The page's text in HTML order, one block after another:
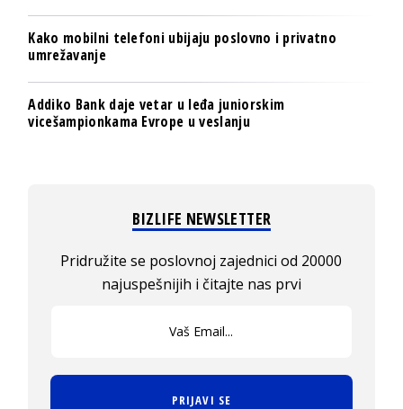
Kako mobilni telefoni ubijaju poslovno i privatno
umrežavanje
Addiko Bank daje vetar u leđa juniorskim
vicešampionkama Evrope u veslanju
BIZLIFE NEWSLETTER
Pridružite se poslovnoj zajednici od 20000
najuspešnijih i čitajte nas prvi
PRIJAVI SE